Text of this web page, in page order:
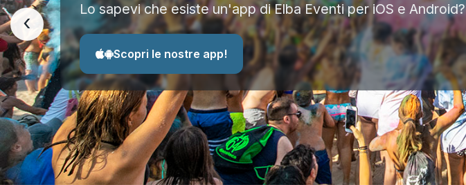
Lo sapevi che esiste un'app di Elba Eventi per iOS e Android?
Scopri le nostre app!
‹